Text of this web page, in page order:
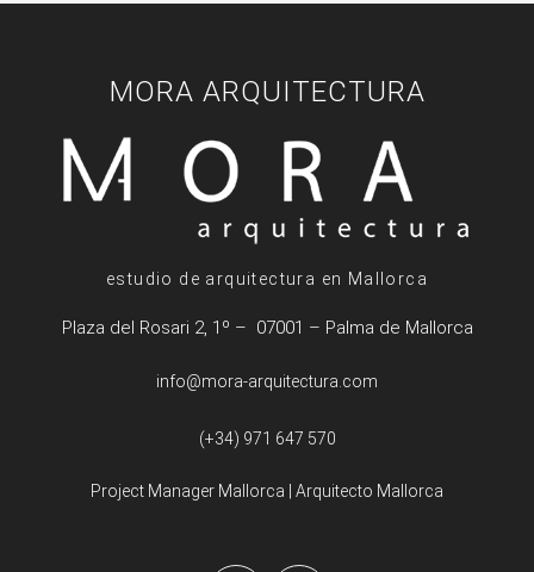
MORA ARQUITECTURA
estudio de arquitectura en Mallorca
Plaza del Rosari 2, 1º – 07001 – Palma de Mallorca
info@mora-arquitectura.com
(+34) 971 647 570
Project Manager Mallorca Arquitecto Mallorca